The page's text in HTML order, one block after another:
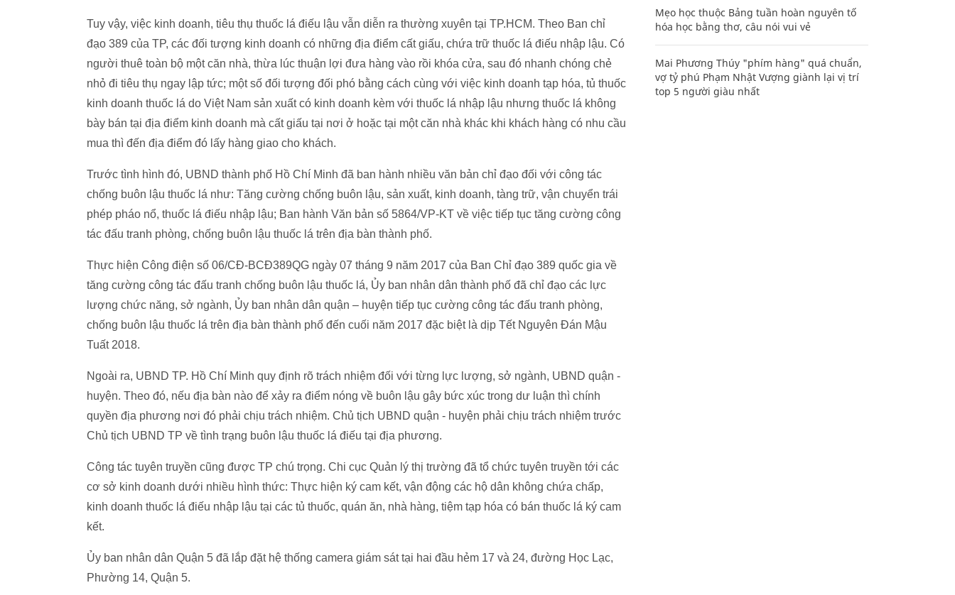
Tuy vậy, việc kinh doanh, tiêu thụ thuốc lá điếu lậu vẫn diễn ra thường xuyên tại TP.HCM. Theo Ban chỉ
đạo 389 của TP, các đối tượng kinh doanh có những địa điểm cất giấu, chứa trữ thuốc lá điếu nhập lậu. Có
người thuê toàn bộ một căn nhà, thừa lúc thuận lợi đưa hàng vào rồi khóa cửa, sau đó nhanh chóng chẻ
nhỏ đi tiêu thụ ngay lập tức; một số đối tượng đối phó bằng cách cùng với việc kinh doanh tạp hóa, tủ thuốc
kinh doanh thuốc lá do Việt Nam sản xuất có kinh doanh kèm với thuốc lá nhập lậu nhưng thuốc lá không
bày bán tại địa điểm kinh doanh mà cất giấu tại nơi ở hoặc tại một căn nhà khác khi khách hàng có nhu cầu
mua thì đến địa điểm đó lấy hàng giao cho khách.
Trước tình hình đó, UBND thành phố Hồ Chí Minh đã ban hành nhiều văn bản chỉ đạo đối với công tác
chống buôn lậu thuốc lá như: Tăng cường chống buôn lậu, sản xuất, kinh doanh, tàng trữ, vận chuyển trái
phép pháo nổ, thuốc lá điếu nhập lậu; Ban hành Văn bản số 5864/VP-KT về việc tiếp tục tăng cường công
tác đấu tranh phòng, chống buôn lậu thuốc lá trên địa bàn thành phố.
Thực hiện Công điện số 06/CĐ-BCĐ389QG ngày 07 tháng 9 năm 2017 của Ban Chỉ đạo 389 quốc gia về
tăng cường công tác đấu tranh chống buôn lậu thuốc lá, Ủy ban nhân dân thành phố đã chỉ đạo các lực
lượng chức năng, sở ngành, Ủy ban nhân dân quận – huyện tiếp tục cường công tác đấu tranh phòng,
chống buôn lậu thuốc lá trên địa bàn thành phố đến cuối năm 2017 đặc biệt là dịp Tết Nguyên Đán Mậu
Tuất 2018.
Ngoài ra, UBND TP. Hồ Chí Minh quy định rõ trách nhiệm đối với từng lực lượng, sở ngành, UBND quận -
huyện. Theo đó, nếu địa bàn nào để xảy ra điểm nóng về buôn lậu gây bức xúc trong dư luận thì chính
quyền địa phương nơi đó phải chịu trách nhiệm. Chủ tịch UBND quận - huyện phải chịu trách nhiệm trước
Chủ tịch UBND TP về tình trạng buôn lậu thuốc lá điếu tại địa phương.
Công tác tuyên truyền cũng được TP chú trọng. Chi cục Quản lý thị trường đã tổ chức tuyên truyền tới các
cơ sở kinh doanh dưới nhiều hình thức: Thực hiện ký cam kết, vận động các hộ dân không chứa chấp,
kinh doanh thuốc lá điếu nhập lậu tại các tủ thuốc, quán ăn, nhà hàng, tiệm tạp hóa có bán thuốc lá ký cam
kết.
Ủy ban nhân dân Quận 5 đã lắp đặt hệ thống camera giám sát tại hai đầu hẻm 17 và 24, đường Học Lạc,
Phường 14, Quận 5.
Mẹo học thuộc Bảng tuần hoàn nguyên tố
hóa học bằng thơ, câu nói vui vẻ
Mai Phương Thúy "phím hàng" quá chuẩn,
vợ tỷ phú Phạm Nhật Vượng giành lại vị trí
top 5 người giàu nhất